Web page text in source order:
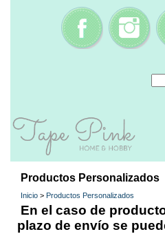
Productos Personalizados
Inicio > Productos Personalizados
En el caso de
plazo de envío se